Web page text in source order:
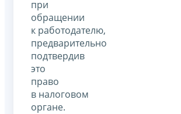
при
обращении
к работодателю,
предварительно
подтвердив
это
право
в налоговом
органе.